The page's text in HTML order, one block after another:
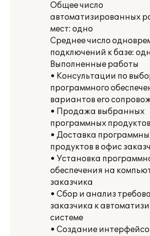
Общее число
автоматизированных
мест: одно
Среднее число
подключений к базе:
Выполненные работы
• Консультации по
программного
вариантов его
• Продажа выбранных
программных продуктов
• Доставка
продуктов в офис
• Установка
обеспечения на
заказчика
• Сбор и анализ
заказчика к
системе
• Создание